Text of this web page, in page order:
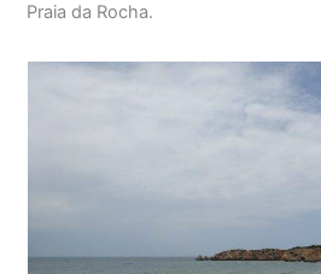
Praia da Rocha.